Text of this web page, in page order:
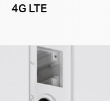
4G LTE